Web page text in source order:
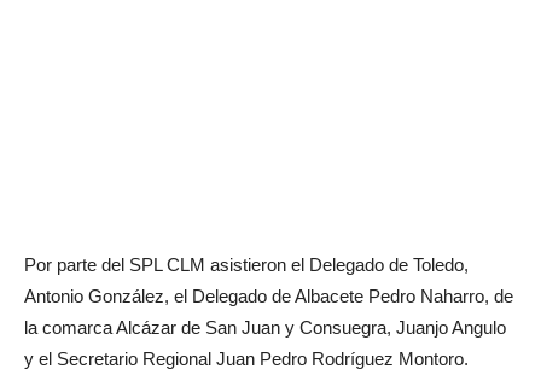
Por parte del SPL CLM asistieron el Delegado de Toledo,
Antonio González, el Delegado de Albacete Pedro Naharro, de
la comarca Alcázar de San Juan y Consuegra, Juanjo Angulo
y el Secretario Regional Juan Pedro Rodríguez Montoro.